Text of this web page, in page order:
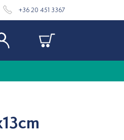
+36 20 451 3367